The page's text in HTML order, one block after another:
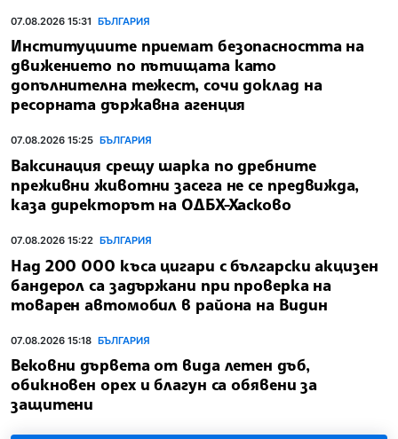
07.08.2026 15:31 БЪЛГАРИЯ
Институциите приемат безопасността на
движението по пътищата като
допълнителна тежест, сочи доклад на
ресорната държавна агенция
07.08.2026 15:25 БЪЛГАРИЯ
Ваксинация срещу шарка по дребните
преживни животни засега не се предвижда,
каза директорът на ОДБХ-Хасково
07.08.2026 15:22 БЪЛГАРИЯ
Над 200 000 къса цигари с български акцизен
бандерол са задържани при проверка на
товарен автомобил в района на Видин
07.08.2026 15:18 БЪЛГАРИЯ
Вековни дървета от вида летен дъб,
обикновен орех и благун са обявени за
защитени